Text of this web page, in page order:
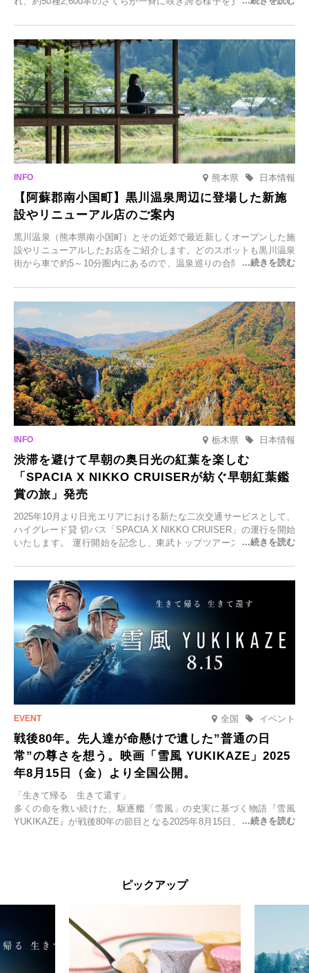
日(月)～2026年2月28日(土)の期間、「冬に咲くさくらライトアップ」
を開催します。
熊本県 日本情報
【阿蘇郡南小国町】黒川温泉周辺に登場した新施
設やリニューアル店のご案内
黒川温泉（熊本県南小国町）とその近郊で最近新しくオープンした施
設やリニューアルしたお店をご紹介します。どのスポットも黒川温泉
街から車で約5～10分圏内にあるので、温泉巡りの合間に気軽に立ち
元食材にこだわったレストランなど、多彩な魅力が満載です。黒川温
泉の新たな楽しみとしてチェックしてみてください。
栃木県 日本情報
渋滞を避けて早朝の奥日光の紅葉を楽しむ
「SPACIA X NIKKO CRUISERが紡ぐ早朝紅葉鑑
賞の旅」発売
2025年10月より日光エリアにおける新たな二次交通サービスとして、
ハイグレード貸 切バス「SPACIA X NIKKO CRUISER」の運行を開始
いたします。 運行開始を記念し、東武トップツアーズ株式会社では
2025年9月12日(金)より発売いたします。
全国 イベント
戦後80年。先人達が命懸けで遺した”普通の日
常”の尊さを想う。映画「雪風 YUKIKAZE」2025
年8月15日（金）より全国公開。
「生きて帰る 生きて還す」
多くの命を救い続けた、駆逐艦「雪風」の史実に基づく物語『雪風
YUKIKAZE』が戦後80年の節目となる2025年8月15日、全国公開され
くの仲間の命を救い帰還させ、戦後まで生き抜き「幸運艦」と呼ばれ
主演は「雪風」の艦長・寺澤一利を演じる竹野内豊。先任伍長・早瀬
幸平を玉木宏が演じるほか、奥平大兼、田中麗奈、石丸幹二、益岡徹
など実力派俳優が共演。そして戦艦大和と運命を共にした帝国海軍・
ピックアップ